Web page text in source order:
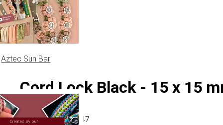
Aztec Sun Bar
Cord Lock Black - 15 x 15
Artikel# MT012347